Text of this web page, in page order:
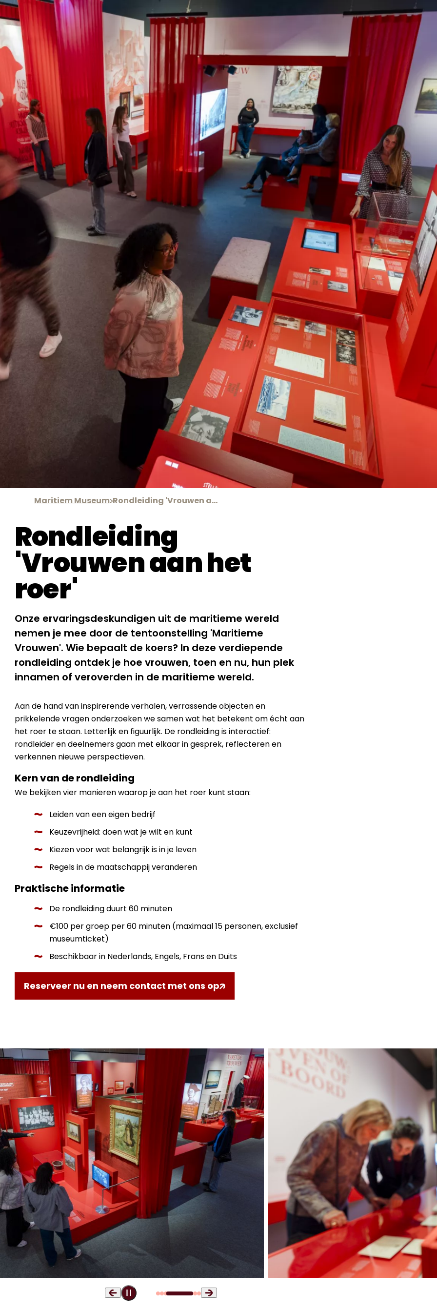
Maritiem Museum Rondleiding 'Vrouwen aan het roer'
Rondleiding
'Vrouwen aan het
roer'
Onze ervaringsdeskundigen uit de maritieme wereld
nemen je mee door de tentoonstelling 'Maritieme
Vrouwen'. Wie bepaalt de koers? In deze verdiepende
rondleiding ontdek je hoe vrouwen, toen en nu, hun plek
innamen of veroverden in de maritieme wereld.
Aan de hand van inspirerende verhalen, verrassende objecten en
prikkelende vragen onderzoeken we samen wat het betekent om écht aan
het roer te staan. Letterlijk en figuurlijk. De rondleiding is interactief:
rondleider en deelnemers gaan met elkaar in gesprek, reflecteren en
verkennen nieuwe perspectieven.
Kern van de rondleiding
We bekijken vier manieren waarop je aan het roer kunt staan:
Leiden van een eigen bedrijf
Keuzevrijheid: doen wat je wilt en kunt
Kiezen voor wat belangrijk is in je leven
Regels in de maatschappij veranderen
Praktische informatie
De rondleiding duurt 60 minuten
€100 per groep per 60 minuten (maximaal 15 personen, exclusief
museumticket)
Beschikbaar in Nederlands, Engels, Frans en Duits
Reserveer nu en neem contact met ons op